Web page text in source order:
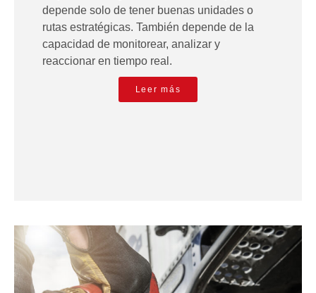
depende solo de tener buenas unidades o
rutas estratégicas. También depende de la
capacidad de monitorear, analizar y
reaccionar en tiempo real.
Leer más